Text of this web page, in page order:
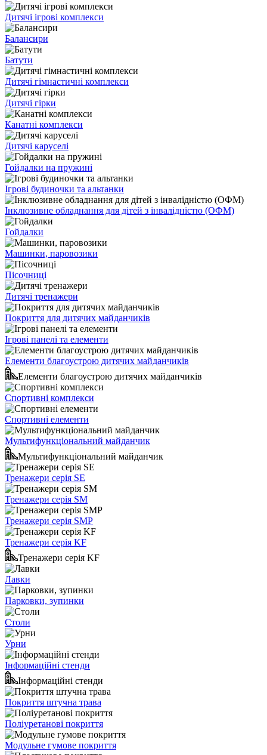
Дитячі ігрові комплекси
Балансири
Батути
Дитячі гімнастичні комплекси
Дитячі гірки
Канатні комплекси
Дитячі каруселі
Гойдалки на пружині
Ігрові будиночки та альтанки
Інклюзивне обладнання для дітей з інвалідністю (ОФМ)
Гойдалки
Машинки, паровозики
Пісочниці
Дитячі тренажери
Покриття для дитячих майданчиків
Ігрові панелі та елементи
Елементи благоустрою дитячих майданчиків
Елементи благоустрою дитячих майданчиків
Спортивні комплекси
Спортивні елементи
Мультифункціональний майданчик
Мультифункціональний майданчик
Тренажери серія SE
Тренажери серія SM
Тренажери серія SMP
Тренажери серія KF
Тренажери серія KF
Лавки
Парковки, зупинки
Столи
Урни
Інформаційні стенди
Інформаційні стенди
Покриття штучна трава
Поліуретанові покриття
Модульне гумове покриття